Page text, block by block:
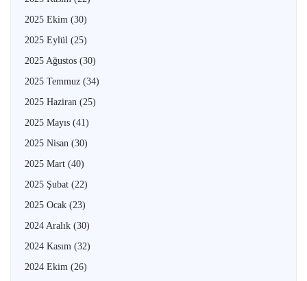
2025 Ekim (30)
2025 Eylül (25)
2025 Ağustos (30)
2025 Temmuz (34)
2025 Haziran (25)
2025 Mayıs (41)
2025 Nisan (30)
2025 Mart (40)
2025 Şubat (22)
2025 Ocak (23)
2024 Aralık (30)
2024 Kasım (32)
2024 Ekim (26)